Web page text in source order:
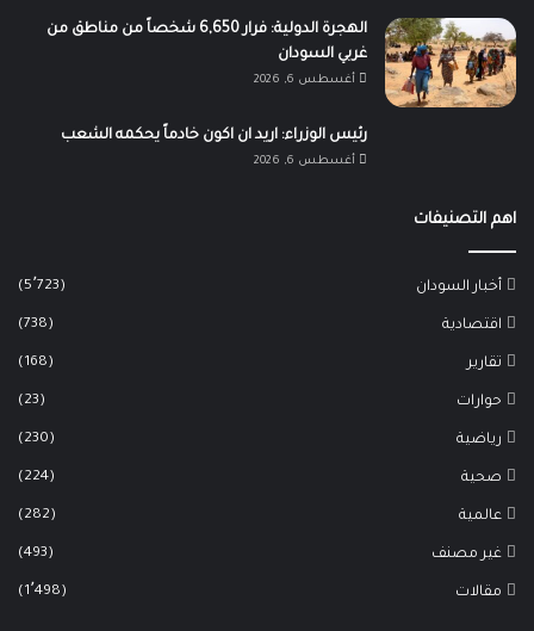
الهجرة الدولية: فرار 6,650 شخصاً من مناطق من
غربي السودان
أغسطس 6, 2026
رئيس الوزراء: اريد ان اكون خادماً يحكمه الشعب
أغسطس 6, 2026
اهم التصنيفات
أخبار السودان (5٬723)
اقتصادية (738)
تقارير (168)
حوارات (23)
رياضية (230)
صحية (224)
عالمية (282)
غير مصنف (493)
مقالات (1٬498)